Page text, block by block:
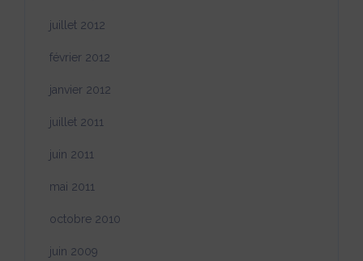
juillet 2012
février 2012
janvier 2012
juillet 2011
juin 2011
mai 2011
octobre 2010
juin 2009